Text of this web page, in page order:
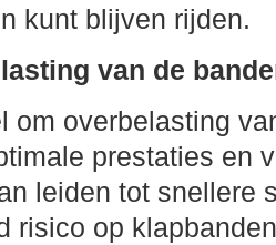
kunt blijven rijden.
van de
om overbelasting
prestaties en
leiden tot snellere
risico op